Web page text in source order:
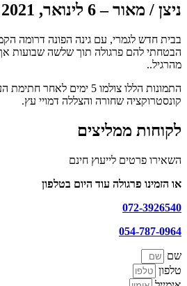
ניצן / מאור – 6 לינואר, 2021
התמונות
מטה
מספרות
את
ניצן
מאור
6
לינואר,
בבית חדש לגמרי, עם גינה הפונה דרומה
הבטחתי להם פרגולה תוך שלשה שבועות
מהרגיל..
התמונות הללו צולמו 5 ימים
קונסטרוקציה שחורה והצללה דמויי עץ.
לקוחות ממליצים
השאירו פרטים לייעוץ חינם
או הזמינו פרגולה עוד היום בטלפון
072-3926540
054-787-0964
שם
טלפון